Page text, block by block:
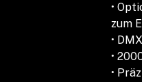
•
zum
•
•
•